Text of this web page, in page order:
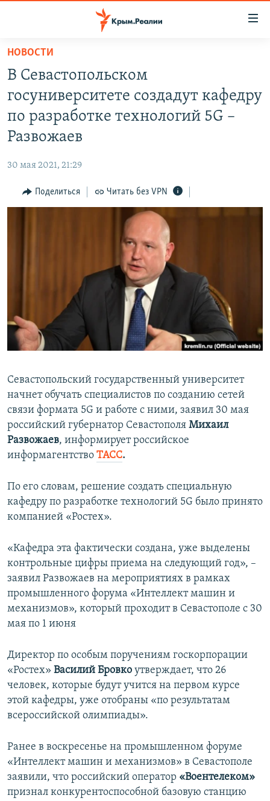
Вернуться
основному
содержанию
Вернутся
главной
Вернутся
поиску
ВОДА
ИСТОРИЯ
ИНФОГРАФИКА
СОВЕТЫ ПРАВОЗАЩИТНИКОВ
ПОБЕДИТЕЛЕЙ НЕ СУДЯТ?
КРЫМ.НЕПОКОРЕННЫЙ
ELIFBE
УКРАИНСКАЯ ПРОБЛЕМА КРЫМА
РАДІО СВОБОДА
КАК ОБОЙТИ БЛОКИРОВКУ
ПРИСОЕДИНЯЙТЕСЬ!
НОВОСТИ
В Севастопольском
госуниверситете создадут кафедру
по разработке технологий 5G –
Развожаев
30 мая 2021, 21:29
Поделиться Читать без VPN
Севастопольский государственный университет
начнет обучать специалистов по созданию сетей
связи формата 5G и работе с ними, заявил 30 мая
российский губернатор Севастополя Михаил
Развожаев, информирует российское
информагентство ТАСС.
По его словам, решение создать специальную
кафедру по разработке технологий 5G было принято
компанией «Ростех».
«Кафедра эта фактически создана, уже выделены
контрольные цифры приема на следующий год», –
заявил Развожаев на мероприятиях в рамках
промышленного форума «Интеллект машин и
механизмов», который проходит в Севастополе с 30
мая по 1 июня
Директор по особым поручениям госкорпорации
«Ростех» Василий Бровко утверждает, что 26
человек, которые будут учится на первом курсе
этой кафедры, уже отобраны «по результатам
всероссийской олимпиады».
Ранее в воскресенье на промышленном форуме
«Интеллект машин и механизмов» в Севастополе
заявили, что российский оператор «Воентелеком»
признал конкурентоспособной базовую станцию